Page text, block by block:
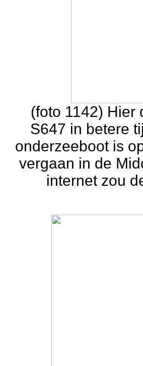
(foto 1142) Hier
S647 in betere
onderzeeboot is
vergaan in de
internet zou